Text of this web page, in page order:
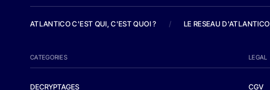
ATLANTICO C'EST QUI, C'EST QUOI ? / LE RESEAU D'ATLANTICO
CATEGORIES
DECRYPTAGES
LEGAL
CGV